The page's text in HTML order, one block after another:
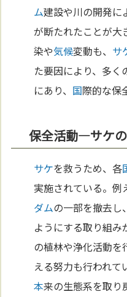
ム建設や川の開発に
が断たれたことが大
染や気候変動も、 サ
た要因により、多く
にあり、 国際的な保
保全活動—サケ
サケを救うため、各
実施されている。例
ダムの一部を撤去し、
ようにする取り組
の植林や浄化活動を
える努力も行われて
本来の生態系を取り